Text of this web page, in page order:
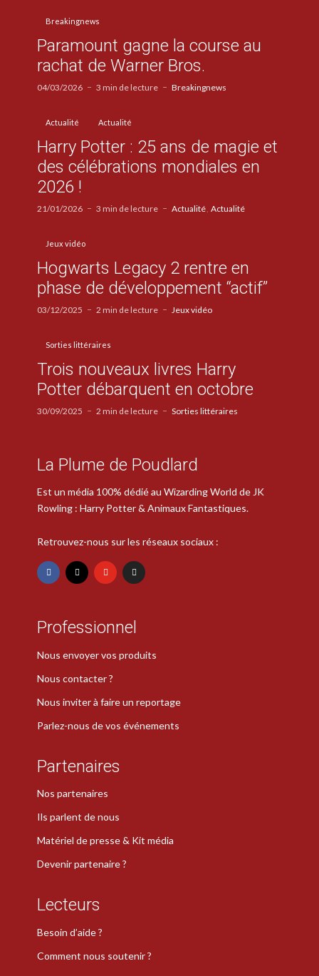
Breakingnews
Paramount gagne la course au
rachat de Warner Bros.
04/03/2026 3 min de lecture Breakingnews
Actualité Actualité
Harry Potter : 25 ans de magie et
des célébrations mondiales en
2026 !
21/01/2026 3 min de lecture Actualité Actualité
Jeux vidéo
Hogwarts Legacy 2 rentre en
phase de développement “actif”
03/12/2025 2 min de lecture Jeux vidéo
Sorties littéraires
Trois nouveaux livres Harry
Potter débarquent en octobre
30/09/2025 2 min de lecture Sorties littéraires
La Plume de Poudlard
Est un média 100% dédié au Wizarding World de JK
Rowling : Harry Potter & Animaux Fantastiques.
Retrouvez-nous sur les réseaux sociaux :
Professionnel
Nous envoyer vos produits
Nous contacter ?
Nous inviter à faire un reportage
Parlez-nous de vos événements
Partenaires
Nos partenaires
Ils parlent de nous
Matériel de presse & Kit média
Devenir partenaire ?
Lecteurs
Besoin d’aide ?
Comment nous soutenir ?